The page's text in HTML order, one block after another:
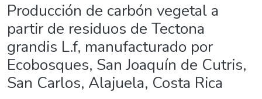
Producción de carbón vegetal a
partir de residuos de Tectona
grandis L.f, manufacturado por
Ecobosques, San Joaquín de Cutris,
San Carlos, Alajuela, Costa Rica